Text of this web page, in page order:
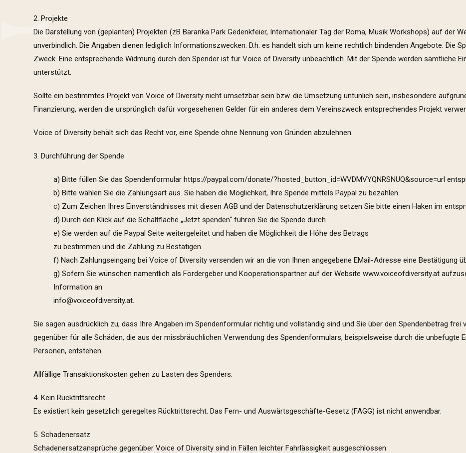
2. Projekte
Die Darstellung von (geplanten) Projekten (zB Baranka Park Gedenkfeier, Internationaler Tag der Roma, Musik Workshops) auf der
unverbindlich. Die Angaben dienen lediglich Informationszwecken. D.h. es handelt sich um keine rechtlich bindenden Angebote. Die
Zweck. Eine entsprechende Widmung durch den Spender ist für Voice of Diversity unbeachtlich. Mit der Spende werden sämtliche
unterstützt.
Sollte ein bestimmtes Projekt von Voice of Diversity nicht umsetzbar sein bzw. die Umsetzung untunlich sein, insbesondere
Finanzierung, werden die ursprünglich dafür vorgesehenen Gelder für ein anderes dem Vereinszweck entsprechendes Projekt
Voice of Diversity behält sich das Recht vor, eine Spende ohne Nennung von Gründen abzulehnen.
3. Durchführung der Spende
a) Bitte füllen Sie das Spendenformularhttps://paypal.com/donate/?hosted_button_id=WVDMVYQNRSNUQ&source=url
b) Bitte wählen Sie die Zahlungsart aus. Sie haben die Möglichkeit, Ihre Spende mittels Paypal zu bezahlen.
c) Zum Zeichen Ihres Einverständnisses mit diesen AGB und der Datenschutzerklärung setzen Sie bitte einen Haken im
d) Durch den Klick auf die Schaltfläche „Jetzt spenden“ führen Sie die Spende durch.
e) Sie werden auf die Paypal Seite weitergeleitet und haben die Möglichkeit die Höhe des Betrags
zu bestimmen und die Zahlung zu Bestätigen.
f) Nach Zahlungseingang bei Voice of Diversity versenden wir an die von Ihnen angegebene EMail-Adresse eine Bestätigung
g) Sofern Sie wünschen namentlich als Fördergeber und Kooperationspartner auf der Websitewww.voiceofdiversity.at
Information an
info@voiceofdiversity.at.
Sie sagen ausdrücklich zu, dass Ihre Angaben im Spendenformular richtig und vollständig sind und Sie über den Spendenbetrag
gegenüber für alle Schäden, die aus der missbräuchlichen Verwendung des Spendenformulars, beispielsweise durch die unbefugte
Personen, entstehen.
Allfällige Transaktionskosten gehen zu Lasten des Spenders.
4. Kein Rücktrittsrecht
Es existiert kein gesetzlich geregeltes Rücktrittsrecht. Das Fern- und Auswärtsgeschäfte-Gesetz (FAGG) ist nicht anwendbar.
5. Schadenersatz
Schadenersatzansprüche gegenüber Voice of Diversity sind in Fällen leichter Fahrlässigkeit ausgeschlossen.